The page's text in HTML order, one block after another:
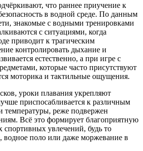
что раннее приучение к
в водной среде. По данным
знакомые с водными тренировками
с ситуациями, когда
приводит к трагическим
контролировать дыхание и
естественно, а при игре с
которые часто присутствуют
моторика и тактильные ощущения.
уроки плавания укрепляют
приспосабливается к различным
температуры, реже подвержен
Всё это формирует благоприятную
спортивных увлечений, будь то
водное поло или даже моржевание в